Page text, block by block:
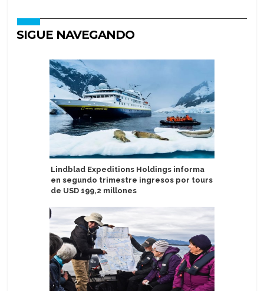
SIGUE NAVEGANDO
Lindblad Expeditions Holdings informa
en segundo trimestre ingresos por tours
de USD 199,2 millones